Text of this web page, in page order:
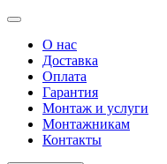
О нас
Доставка
Оплата
Гарантия
Монтаж и услуги
Монтажникам
Контакты